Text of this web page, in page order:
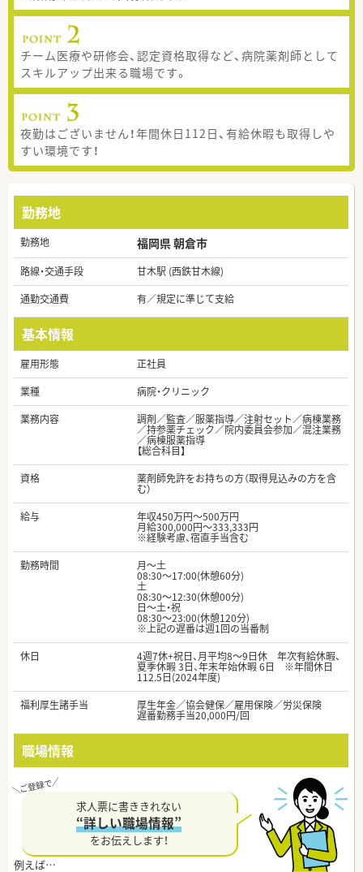
チーム医療や研修会、認定資格取得など、病院薬剤師として
スキルアップ出来る職場です。
夜勤はございません！年間休日112日、有給休暇も取得しや
すい環境です！
勤務地
勤務地 福岡県 朝倉市
路線・交通手段
甘木駅 (西鉄甘木線)
通勤交通費
有／規定に準じて支給
基本情報
雇用形態
正社員
業種
病院・クリニック
業務内容
調剤／監査／服薬指導／注射セット／病棟業務
／持参薬チェック／院内委員会参加／混注業務
／病棟服薬指導
【総合科目】
資格
薬剤師免許をお持ちの方（取得見込みの方を含
む）
給与
年収450万円～500万円
月給300,000円～333,333円
※経験考慮、宿直手当含む
勤務時間
月～土
08:30～17:00(休憩60分)
土
08:30～12:30(休憩00分)
日～土・祝
08:30～23:00(休憩120分)
※上記の遅番は週1回の当番制
休日
4週7休+祝日、月平均8～9日休 年次有給休暇、
夏季休暇 3日、年末年始休暇 6日 ※年間休日
112.5日(2024年度)
福利厚生諸手当
厚生年金／協会健保／雇用保険／労災保険
遅番勤務手当20,000円/回
職場情報
求人票に書ききれない
“詳しい職場情報”
をお伝えします！